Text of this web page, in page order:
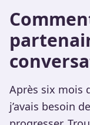
Après six mois
j’avais besoin